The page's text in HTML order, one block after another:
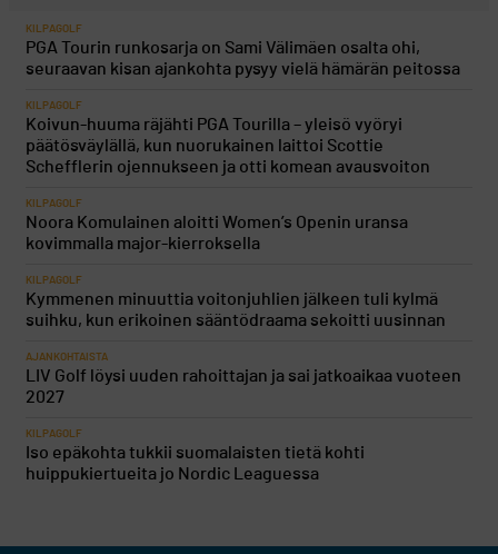
KILPAGOLF
PGA Tourin runkosarja on Sami Välimäen osalta ohi,
seuraavan kisan ajankohta pysyy vielä hämärän peitossa
KILPAGOLF
Koivun-huuma räjähti PGA Tourilla – yleisö vyöryi
päätösväylällä, kun nuorukainen laittoi Scottie
Schefflerin ojennukseen ja otti komean avausvoiton
KILPAGOLF
Noora Komulainen aloitti Women’s Openin uransa
kovimmalla major-kierroksella
KILPAGOLF
Kymmenen minuuttia voitonjuhlien jälkeen tuli kylmä
suihku, kun erikoinen sääntödraama sekoitti uusinnan
AJANKOHTAISTA
LIV Golf löysi uuden rahoittajan ja sai jatkoaikaa vuoteen
2027
KILPAGOLF
Iso epäkohta tukkii suomalaisten tietä kohti
huippukiertueita jo Nordic Leaguessa